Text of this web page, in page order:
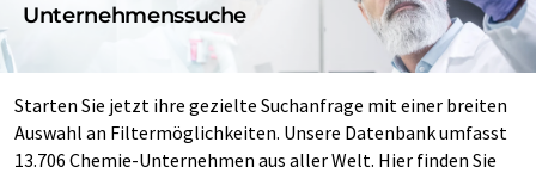
Unternehmenssuche
Starten Sie jetzt ihre gezielte Suchanfrage mit einer breiten
Auswahl an Filtermöglichkeiten. Unsere Datenbank umfasst
13.706 Chemie-Unternehmen aus aller Welt. Hier finden Sie